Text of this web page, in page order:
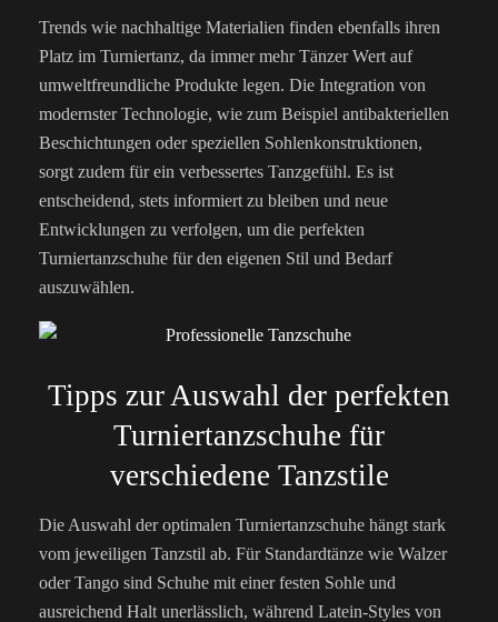
Trends wie nachhaltige Materialien finden ebenfalls ihren
Platz im Turniertanz, da immer mehr Tänzer Wert auf
umweltfreundliche Produkte legen. Die Integration von
modernster Technologie, wie zum Beispiel antibakteriellen
Beschichtungen oder speziellen Sohlenkonstruktionen,
sorgt zudem für ein verbessertes Tanzgefühl. Es ist
entscheidend, stets informiert zu bleiben und neue
Entwicklungen zu verfolgen, um die perfekten
Turniertanzschuhe für den eigenen Stil und Bedarf
auszuwählen.
Tipps zur Auswahl der perfekten
Turniertanzschuhe für
verschiedene Tanzstile
Die Auswahl der optimalen Turniertanzschuhe hängt stark
vom jeweiligen Tanzstil ab. Für Standardtänze wie Walzer
oder Tango sind Schuhe mit einer festen Sohle und
ausreichend Halt unerlässlich, während Latein-Styles von